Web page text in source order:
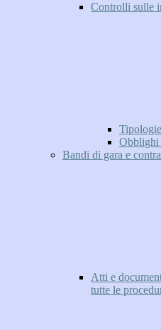
Controlli sulle
Obblighi
Bandi di gara e
Atti e
tutte le